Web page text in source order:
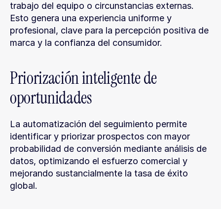
trabajo del equipo o circunstancias externas.
Esto genera una experiencia uniforme y
profesional, clave para la percepción positiva de
marca y la confianza del consumidor.
Priorización inteligente de
oportunidades
La automatización del seguimiento permite
identificar y priorizar prospectos con mayor
probabilidad de conversión mediante análisis de
datos, optimizando el esfuerzo comercial y
mejorando sustancialmente la tasa de éxito
global.